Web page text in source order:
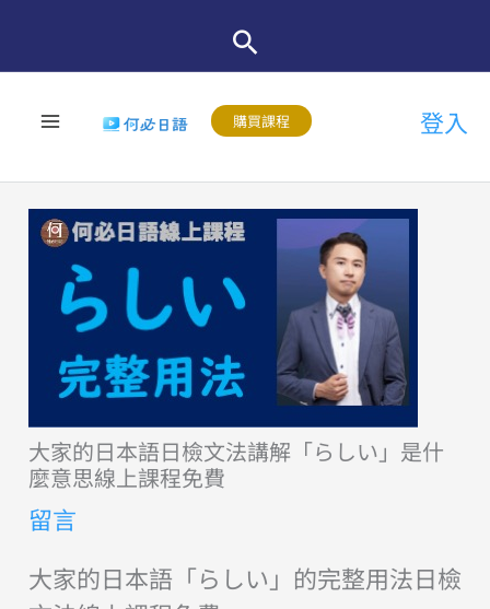
購買課程 登入
大家的日本語日檢文法講解「らしい」是什
麼意思線上課程免費
留言
大家的日本語「らしい」的完整用法日檢